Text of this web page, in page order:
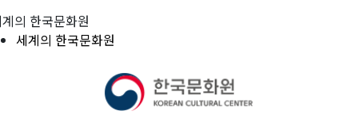
의 한국문화원
세계의 한국문화원